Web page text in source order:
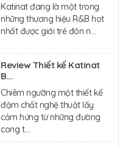
Katinat đang là một trong
những thương hiệu R&B hot
nhất được giới trẻ đón n....
Review Thiết kế Katinat
B...
Chiêm ngưỡng một thiết kế
đậm chất nghệ thuật lấy
cảm hứng từ những đường
cong t....